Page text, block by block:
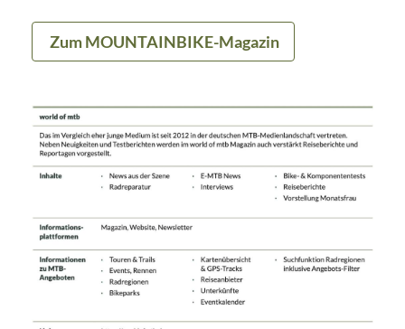
Zum MOUNTAINBIKE-Magazin